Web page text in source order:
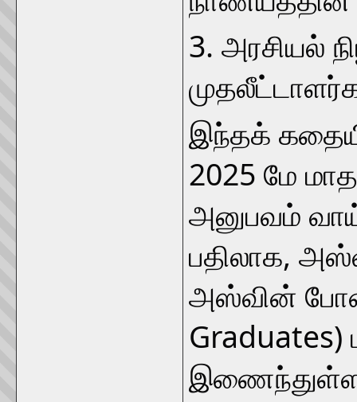
3. அரசியல்
இந்தக்
2025 மே
அனுபவம்
பதிலாக,
அஸ்வின்
Graduates)